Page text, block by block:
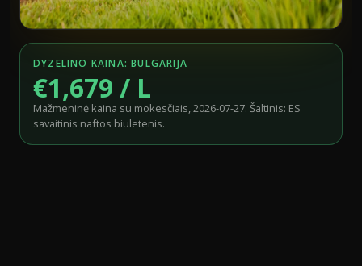
DYZELINO KAINA: BULGARIJA
€1,679 / L
Mažmeninė kaina su mokesčiais, 2026-07-27. Šaltinis: ES
savaitinis naftos biuletenis.